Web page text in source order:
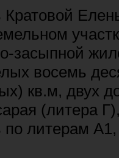
Кратовой
засыпной
восемь
кв.м, двух
(литера
литерам А1,